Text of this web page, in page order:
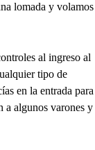
lomada y volamos
al ingreso al
tipo de
en la entrada para
a algunos varones y